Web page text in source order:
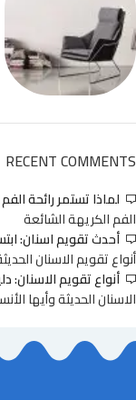
RECENT COMMENTS
لماذا تستمر رائحة
الفم الكريهة الشائعة
أحدث تقويم اسنان:
أنواع تقويم الاسنان
أنواع تقويم الاسنان:
الاسنان الحديثة وأيها